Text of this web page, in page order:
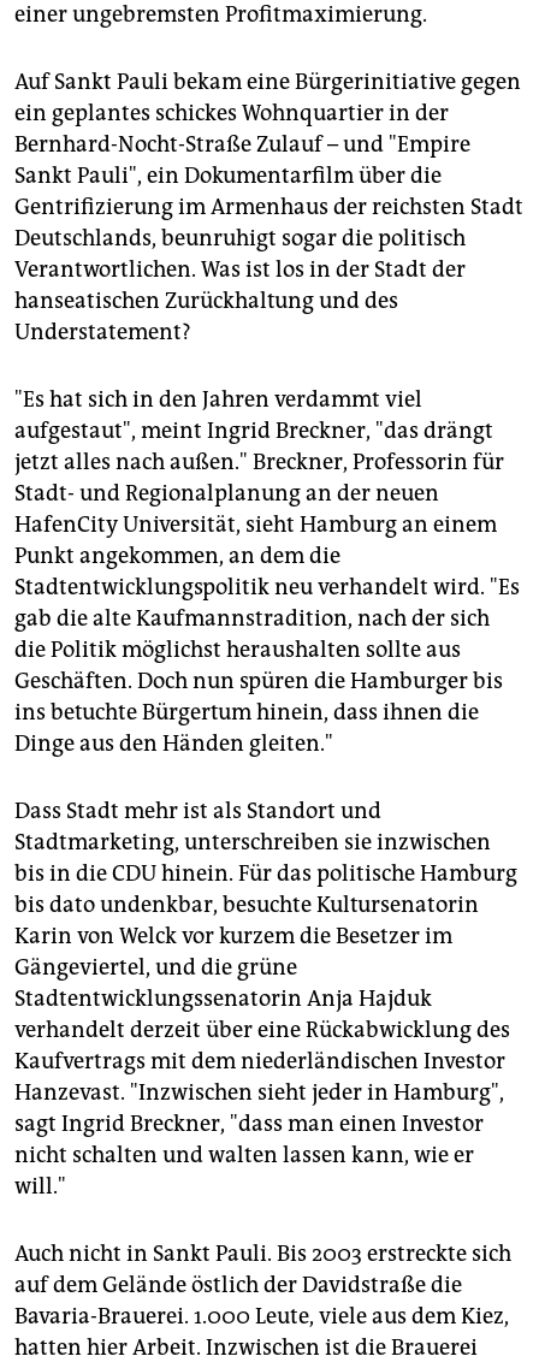
einer ungebremsten Profitmaximierung.
Auf Sankt Pauli bekam eine Bürgerinitiative gegen
ein geplantes schickes Wohnquartier in der
Bernhard-Nocht-Straße Zulauf – und "Empire
Sankt Pauli", ein Dokumentarfilm über die
Gentrifizierung im Armenhaus der reichsten Stadt
Deutschlands, beunruhigt sogar die politisch
Verantwortlichen. Was ist los in der Stadt der
hanseatischen Zurückhaltung und des
Understatement?
"Es hat sich in den Jahren verdammt viel
aufgestaut", meint Ingrid Breckner, "das drängt
jetzt alles nach außen." Breckner, Professorin für
Stadt- und Regionalplanung an der neuen
HafenCity Universität, sieht Hamburg an einem
Punkt angekommen, an dem die
Stadtentwicklungspolitik neu verhandelt wird. "Es
gab die alte Kaufmannstradition, nach der sich
die Politik möglichst heraushalten sollte aus
Geschäften. Doch nun spüren die Hamburger bis
ins betuchte Bürgertum hinein, dass ihnen die
Dinge aus den Händen gleiten."
Dass Stadt mehr ist als Standort und
Stadtmarketing, unterschreiben sie inzwischen
bis in die CDU hinein. Für das politische Hamburg
bis dato undenkbar, besuchte Kultursenatorin
Karin von Welck vor kurzem die Besetzer im
Gängeviertel, und die grüne
Stadtentwicklungssenatorin Anja Hajduk
verhandelt derzeit über eine Rückabwicklung des
Kaufvertrags mit dem niederländischen Investor
Hanzevast. "Inzwischen sieht jeder in Hamburg",
sagt Ingrid Breckner, "dass man einen Investor
nicht schalten und walten lassen kann, wie er
will."
Auch nicht in Sankt Pauli. Bis 2003 erstreckte sich
auf dem Gelände östlich der Davidstraße die
Bavaria-Brauerei. 1.000 Leute, viele aus dem Kiez,
hatten hier Arbeit. Inzwischen ist die Brauerei